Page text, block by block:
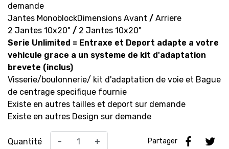
demande
Jantes MonoblockDimensions Avant / Arriere
2 Jantes 10x20" / 2 Jantes 10x20"
Serie Unlimited = Entraxe et Deport adapte a votre
vehicule grace a un systeme de kit d'adaptation
brevete (inclus)
Visserie/boulonnerie/ kit d'adaptation de voie et Bague
de centrage specifique fournie
Existe en autres tailles et deport sur demande
Existe en autres Design sur demande
Quantité - + Partager